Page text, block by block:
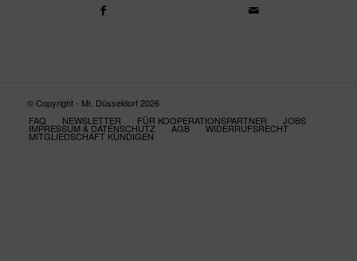
© Copyright - Mr. Düsseldorf 2026
FAQ
NEWSLETTER FÜR KOOPERATIONSPARTNER JOBS
IMPRESSUM & DATENSCHUTZ AGB WIDERRUFSRECHT
MITGLIEDSCHAFT KÜNDIGEN